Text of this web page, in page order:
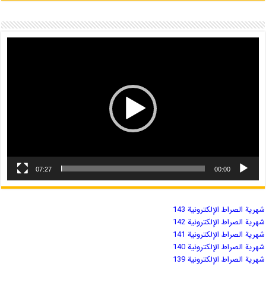
00:00
07:27
شهریة الصراط الإلكترونية 143
شهریة الصراط الإلكترونية 142
شهریة الصراط الإلكترونية 141
شهریة الصراط الإلكترونية 140
شهریة الصراط الإلكترونية 139